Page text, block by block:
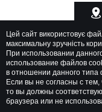
Lavina Mall
Цей сайт використовує
максимальну зручність
При использовании
использование файлов
в отношении данного типа
Если вы не согласны с
то вы должны
браузера или не